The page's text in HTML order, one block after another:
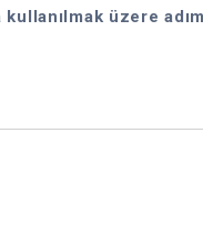
üzere